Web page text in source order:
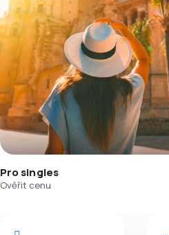
Pro singles
Ověřit cenu